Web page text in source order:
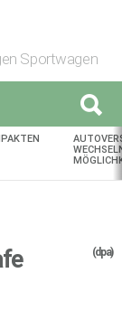
Sportwagen
(dpa)